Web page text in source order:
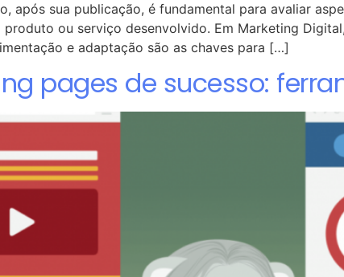
após sua publicação, é fundamental para avaliar
ou serviço desenvolvido. Em Marketing
e adaptação são as chaves para […]
pages de sucesso: